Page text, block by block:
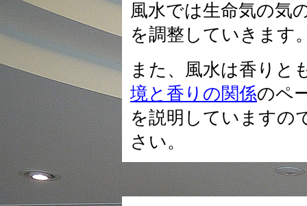
風水では生命気の気
を調整していきます
また、風水は香りと
境と香りの関係のペ
を説明していますの
さい。